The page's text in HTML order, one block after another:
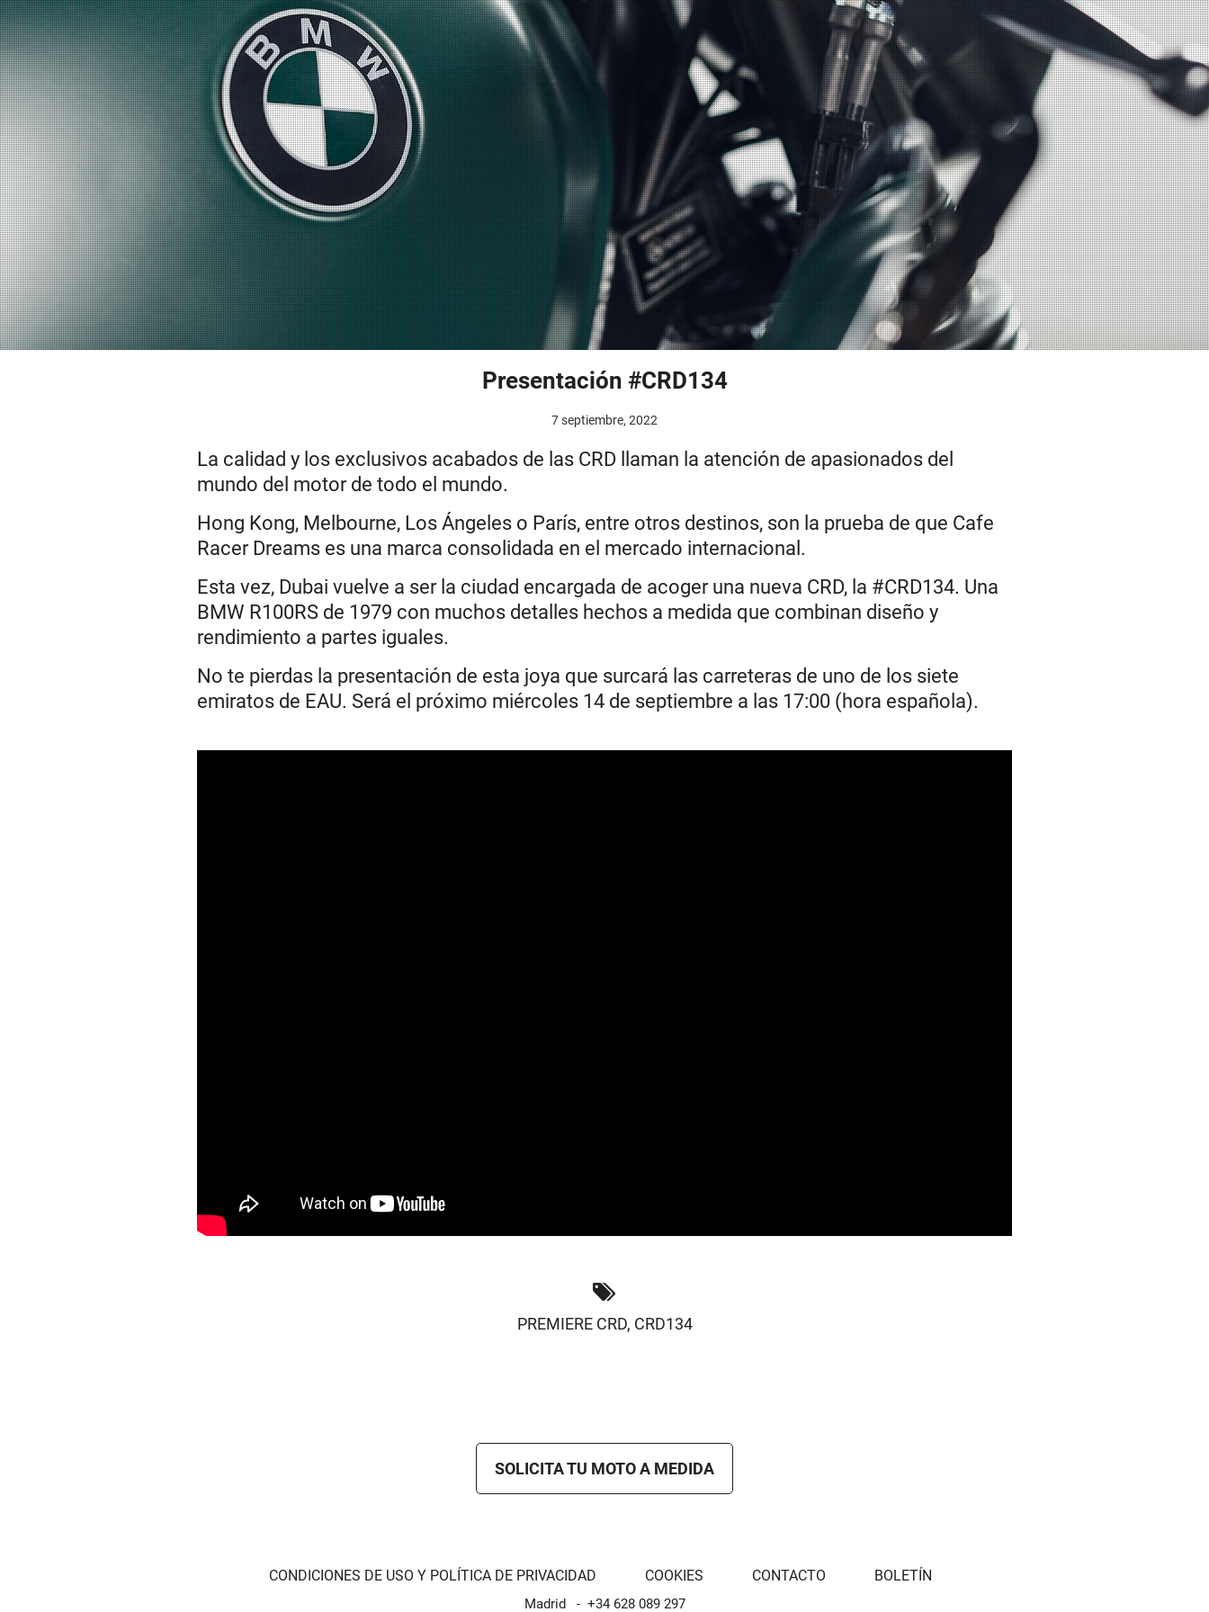
Presentación #CRD134
7 septiembre, 2022
La calidad y los exclusivos acabados de las CRD llaman la atención de apasionados del
mundo del motor de todo el mundo.
Hong Kong, Melbourne, Los Ángeles o París, entre otros destinos, son la prueba de que Cafe
Racer Dreams es una marca consolidada en el mercado internacional.
Esta vez, Dubai vuelve a ser la ciudad encargada de acoger una nueva CRD, la #CRD134. Una
BMW R100RS de 1979 con muchos detalles hechos a medida que combinan diseño y
rendimiento a partes iguales.
No te pierdas la presentación de esta joya que surcará las carreteras de uno de los siete
emiratos de EAU. Será el próximo miércoles 14 de septiembre a las 17:00 (hora española).
PREMIERE CRD, CRD134
SOLICITA TU MOTO A MEDIDA
CONDICIONES DE USO Y POLÍTICA DE PRIVACIDAD COOKIES CONTACTO BOLETÍN
Madrid +34 628 089 297